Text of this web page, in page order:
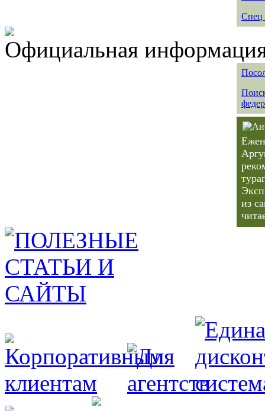
Спец
Официальная
из